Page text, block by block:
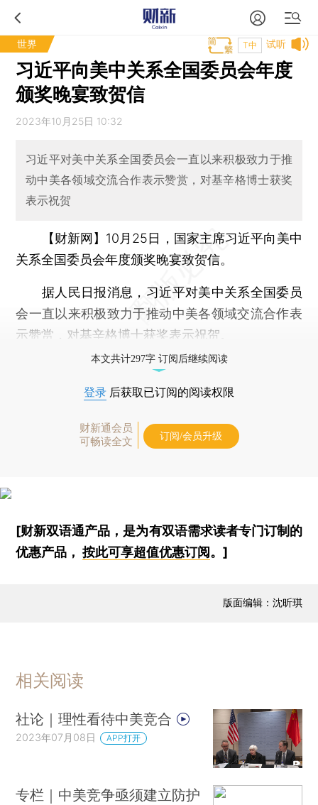
世界 试听
T中
习近平向美中关系全国委员会年度
颁奖晚宴致贺信
2023年10月25日 10:32
习近平对美中关系全国委员会一直以来积极致力于推
动中美各领域交流合作表示赞赏，对基辛格博士获奖
表示祝贺
【财新网】 10月25日，国家主席习近平向美中
关系全国委员会年度颁奖晚宴致贺信。
据人民日报消息，习近平对美中关系全国委员
会一直以来积极致力于推动中美各领域交流合作表
示赞赏，对基辛格博士获奖表示祝贺。
本文共计297字 订阅后继续阅读
登录 后获取已订阅的阅读权限
财新通会员
可畅读全文
订阅/会员升级
[财新双语通产品，是为有双语需求读者专门订制的
优惠产品，按此可享超值优惠订阅 。]
版面编辑：沈昕琪
相关阅读
社论｜理性看待中美竞合
2023年07月08日 APP打开
专栏｜中美竞争亟须建立防护